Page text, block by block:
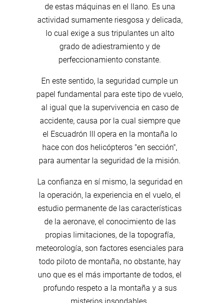
de estas máquinas en el llano. Es una
actividad sumamente riesgosa y delicada,
lo cual exige a sus tripulantes un alto
grado de adiestramiento y de
perfeccionamiento constante.
En este sentido, la seguridad cumple un
papel fundamental para este tipo de vuelo,
al igual que la supervivencia en caso de
accidente, causa por la cual siempre que
el Escuadrón III opera en la montaña lo
hace con dos helicópteros "en sección",
para aumentar la seguridad de la misión.
La confianza en sí mismo, la seguridad en
la operación, la experiencia en el vuelo, el
estudio permanente de las características
de la aeronave, el conocimiento de las
propias limitaciones, de la topografía,
meteorología, son factores esenciales para
todo piloto de montaña, no obstante, hay
uno que es el más importante de todos, el
profundo respeto a la montaña y a sus